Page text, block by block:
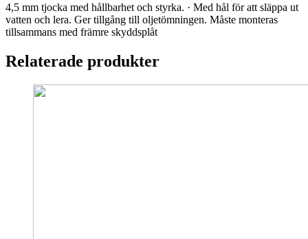
4,5 mm tjocka med hållbarhet och styrka. · Med hål för att släppa ut
vatten och lera. Ger tillgång till oljetömningen. Måste monteras
tillsammans med främre skyddsplåt
Relaterade produkter